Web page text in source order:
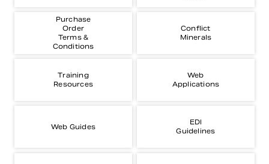
Purchase
Order
Terms &
Conditions
Conflict
Minerals
Training
Resources
Web
Applications
Web Guides
EDI
Guidelines